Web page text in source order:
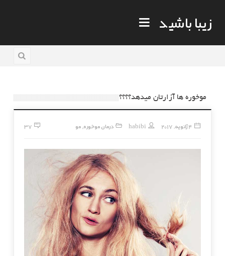
زیبا باشید
موخوره ها آزارتان میدهد؟؟؟؟
4 ژانویه, 2017 habibi درمان موخوره, مو 37